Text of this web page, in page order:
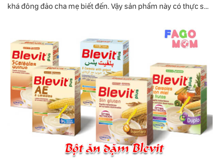
khá đông đảo cha mẹ biết đến. Vậy sản phẩm này có thực sự